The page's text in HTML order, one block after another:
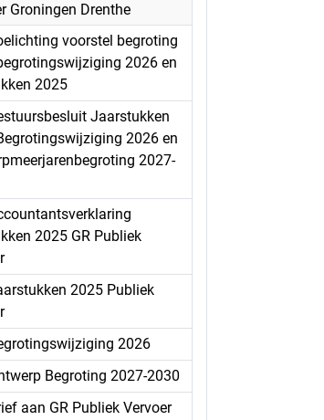
Groningen Drenthe
voorstel begroting
2026 en
2025
Jaarstukken
2026 en
2027-
2025 GR Publiek
2025 Publiek
2026
Begroting 2027-2030
aan GR Publiek Vervoer